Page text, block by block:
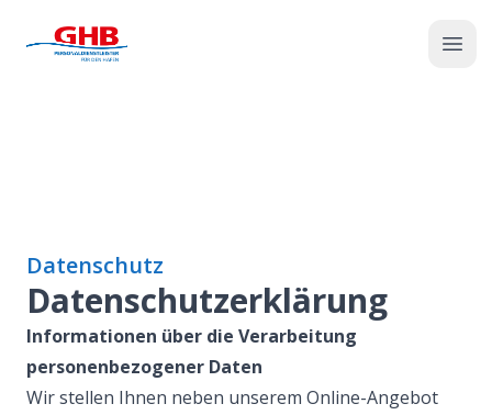
GHB
Datenschutz
Datenschutzerklärung
Informationen über die Verarbeitung
personenbezogener Daten
Wir stellen Ihnen neben unserem Online-Angebot